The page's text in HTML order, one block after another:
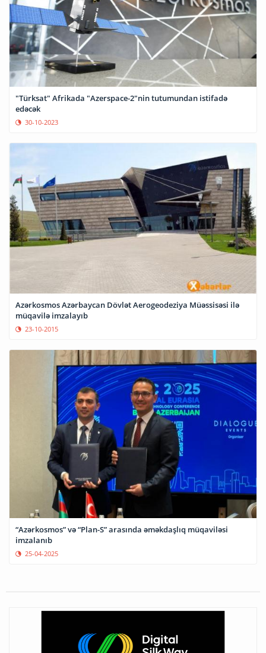
"Türksat" Afrikada "Azerspace-2"nin tutumundan istifadə
edəcək
30-10-2023
Azərkosmos Azərbaycan Dövlət Aerogeodeziya Müəssisəsi ilə
müqavilə imzalayıb
23-10-2015
“Azərkosmos” və “Plan-S” arasında əməkdaşlıq müqaviləsi
imzalanıb
25-04-2025